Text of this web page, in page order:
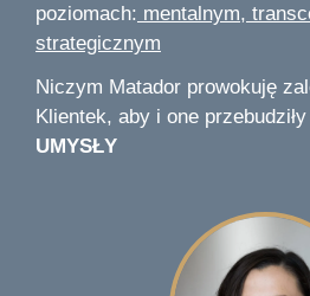
poziomach: mentalnym,
strategicznym
Niczym Matador prowokuję
Klientek, aby i one
UMYSŁY